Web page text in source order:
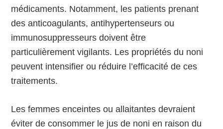
médicaments. Notamment, les patients prenant
des anticoagulants, antihypertenseurs ou
immunosuppresseurs doivent être
particulièrement vigilants. Les propriétés du noni
peuvent intensifier ou réduire l’efficacité de ces
traitements.
Les femmes enceintes ou allaitantes devraient
éviter de consommer le jus de noni en raison du